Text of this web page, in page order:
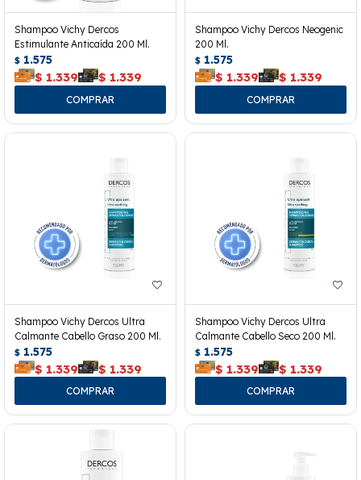
Shampoo Vichy Dercos
Estimulante Anticaída 200 Ml.
$ 1.575
$ 1.339 $ 1.339
Shampoo Vichy Dercos Neogenic
200 Ml.
$ 1.575
$ 1.339 $ 1.339
Shampoo Vichy Dercos Ultra
Calmante Cabello Graso 200 Ml.
$ 1.575
$ 1.339 $ 1.339
Shampoo Vichy Dercos Ultra
Calmante Cabello Seco 200 Ml.
$ 1.575
$ 1.339 $ 1.339